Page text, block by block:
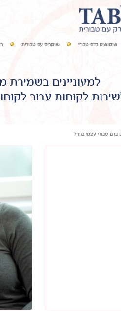
שימושים בדם טבורי שומרים עם טבורית
למעוניינים
לקוחות עבור
בדם טבורי עצמי בחו"ל